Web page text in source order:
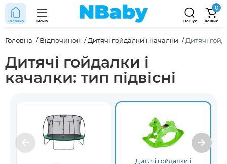
Головна Меню Пошук
0
Кошик
Головна Відпочинок Дитячі гойдалки і качалки Дитячі
Дитячі гойдалки і
качалки: тип підвісні
Дитячі гойдалки і